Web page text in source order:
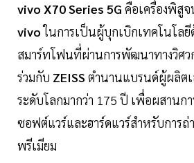
vivo X70 Series 5G คือเครื่องพิสู
vivoในการเป็นผู้บุกเบิกเทคโนโล
สมาร์ทโฟนที่ผ่านการพัฒนาทางวิศว
ร่วมกับ ZEISS ตำนานแบรนด์ผู้ผลิต
ระดับโลกมากว่า 175 ปี เพื่อผสานกา
ซอฟต์แวร์และฮาร์ดแวร์สำหรับการ
พรีเมียม